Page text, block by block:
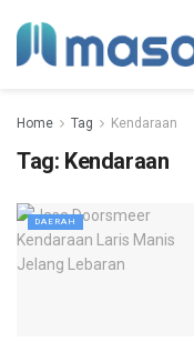
Home Tag Kendaraan
Tag: Kendaraan
DAERAH